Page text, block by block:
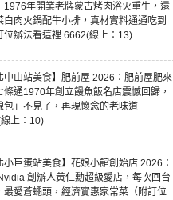
1976年開業老牌蒙古烤肉浴火重生，還
白肉火鍋配牛小排，真材實料通通吃到
位辦法看這裡 6662(線上：13)
中山站美食】肥前屋 2026：肥前屋肥來
條通1970年創立饅魚飯名店震憾回歸，
包」不見了，再現懷念的老味道
上：10)
小巨蛋站美食】花娘小館創始店 2026：
創辦人黃仁勳超級愛店，每次回台
最愛蒼蠅頭，經濟實惠家常菜（附訂位